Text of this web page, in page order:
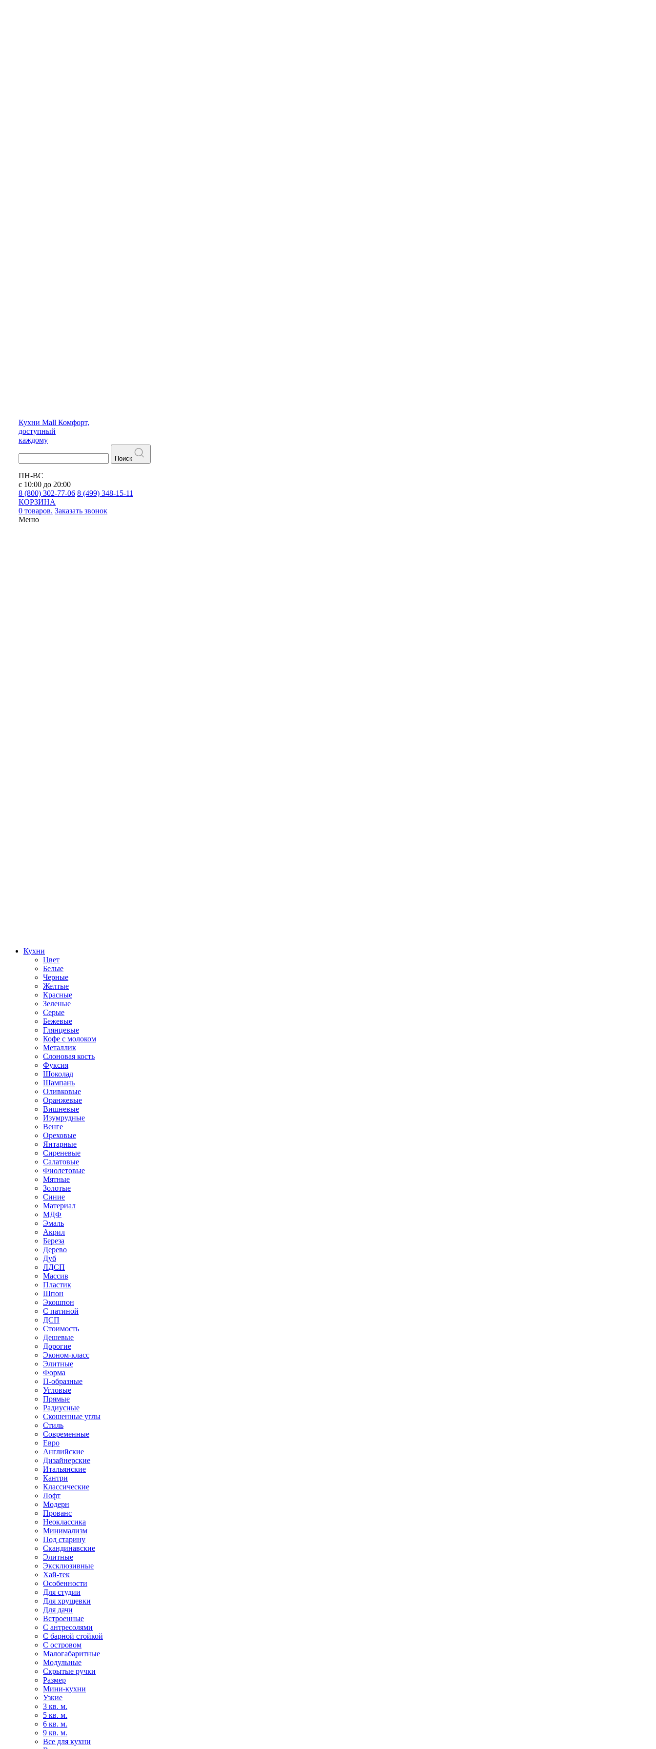
Кухни Mall Комфорт,
доступный
каждому
Поиск
ПН-ВС
с 10:00 до 20:00
8 (800) 302-77-06 8 (499) 348-15-11
КОРЗИНА
0 товаров. Заказать звонок
Меню
Кухни
Цвет
Белые
Черные
Желтые
Красные
Зеленые
Серые
Бежевые
Глянцевые
Кофе с молоком
Металлик
Слоновая кость
Фуксия
Шоколад
Шампань
Оливковые
Оранжевые
Вишневые
Изумрудные
Венге
Ореховые
Янтарные
Сиреневые
Салатовые
Фиолетовые
Мятные
Золотые
Синие
Материал
МДФ
Эмаль
Акрил
Береза
Дерево
Дуб
ЛДСП
Массив
Пластик
Шпон
Экошпон
С патиной
ДСП
Стоимость
Дешевые
Дорогие
Эконом-класс
Элитные
Форма
П-образные
Угловые
Прямые
Радиусные
Скошенные углы
Стиль
Современные
Евро
Английские
Дизайнерские
Итальянские
Кантри
Классические
Лофт
Модерн
Прованс
Неоклассика
Минимализм
Под старину
Скандинавские
Элитные
Эксклюзивные
Хай-тек
Особенности
Для студии
Для хрущевки
Для дачи
Встроенные
С антресолями
С барной стойкой
С островом
Малогабаритные
Модульные
Скрытые ручки
Размер
Мини-кухни
Узкие
3 кв. м.
5 кв. м.
6 кв. м.
9 кв. м.
Все для кухни